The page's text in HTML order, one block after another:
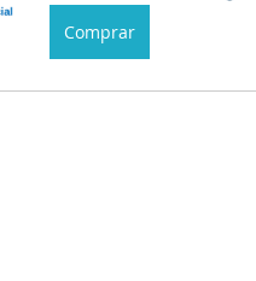
e Enchente Esporte
Comprar